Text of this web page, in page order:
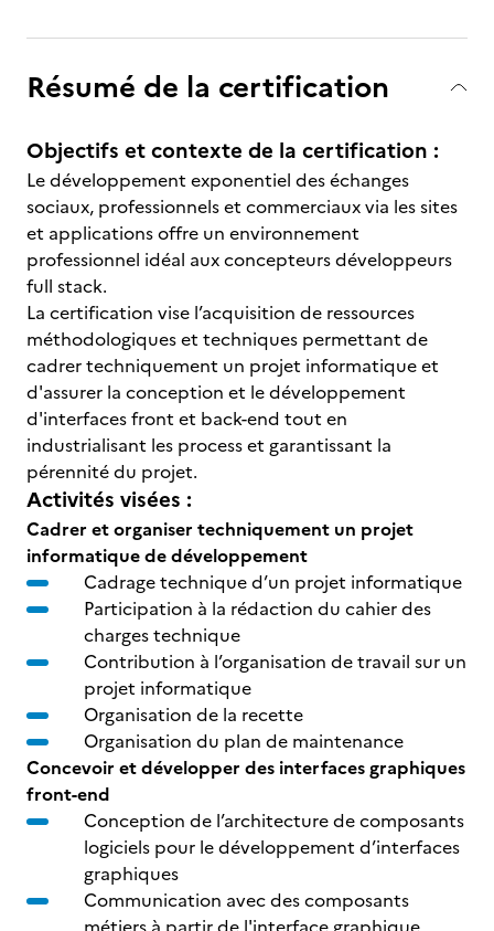
Résumé de la certification
Objectifs et contexte de la certification :
Le développement exponentiel des échanges
sociaux, professionnels et commerciaux via les sites
et applications offre un environnement
professionnel idéal aux concepteurs développeurs
full stack.
La certification vise l’acquisition de ressources
méthodologiques et techniques permettant de
cadrer techniquement un projet informatique et
d'assurer la conception et le développement
d'interfaces front et back-end tout en
industrialisant les process et garantissant la
pérennité du projet.
Activités visées :
Cadrer et organiser techniquement un projet
informatique de développement
Cadrage technique d’un projet informatique
Participation à la rédaction du cahier des
charges technique
Contribution à l’organisation de travail sur un
projet informatique
Organisation de la recette
Organisation du plan de maintenance
Concevoir et développer des interfaces graphiques
front-end
Conception de l’architecture de composants
logiciels pour le développement d’interfaces
graphiques
Communication avec des composants